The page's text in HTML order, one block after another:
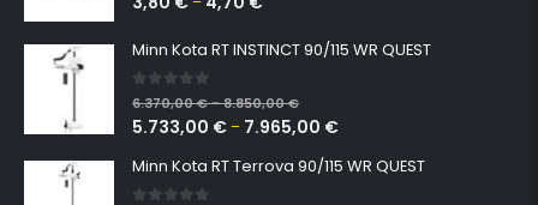
Minn Kota RT INSTINCT 90/115 WR QUEST
0 out of 5
6.370,00€–8.850,00€
5.733,00 € – 7.965,00 €
Minn Kota RT Terrova 90/115 WR QUEST